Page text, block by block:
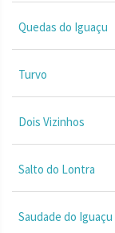
Quedas do Iguaçu
Turvo
Dois Vizinhos
Salto do Lontra
Saudade do Iguaçu